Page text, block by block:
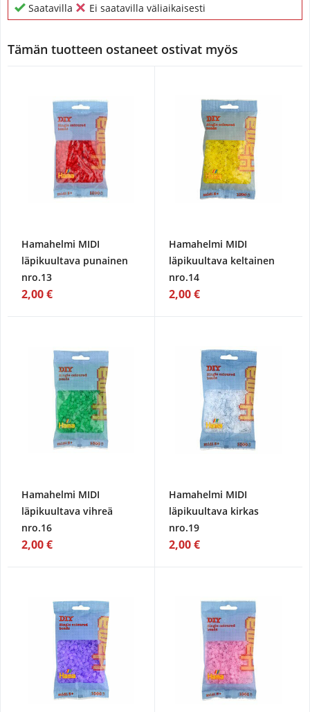
Saatavilla Ei saatavilla väliaikaisesti
Tämän tuotteen ostaneet ostivat myös
Hamahelmi MIDI
läpikuultava punainen
nro.13
2,00 €
Hamahelmi MIDI
läpikuultava keltainen
nro.14
2,00 €
Hamahelmi MIDI
läpikuultava vihreä
nro.16
2,00 €
Hamahelmi MIDI
läpikuultava kirkas
nro.19
2,00 €